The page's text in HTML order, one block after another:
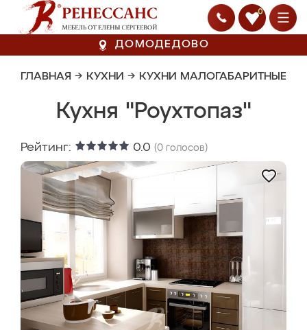
0
ДОМОДЕДОВО
ГЛАВНАЯ → КУХНИ → КУХНИ МАЛОГАБАРИТНЫЕ
Кухня "Роухтопаз"
Рейтинг: 0.0 (0 голосов)